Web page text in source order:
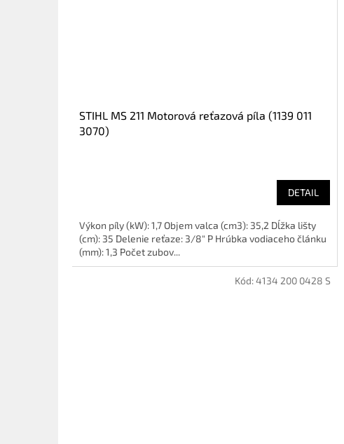
STIHL MS 211 Motorová reťazová píla (1139 011
3070)
DETAIL
Výkon píly (kW): 1,7 Objem valca (cm3): 35,2 Dĺžka lišty
(cm): 35 Delenie reťaze: 3/8" P Hrúbka vodiaceho článku
(mm): 1,3 Počet zubov...
Kód:4134 200 0428 S